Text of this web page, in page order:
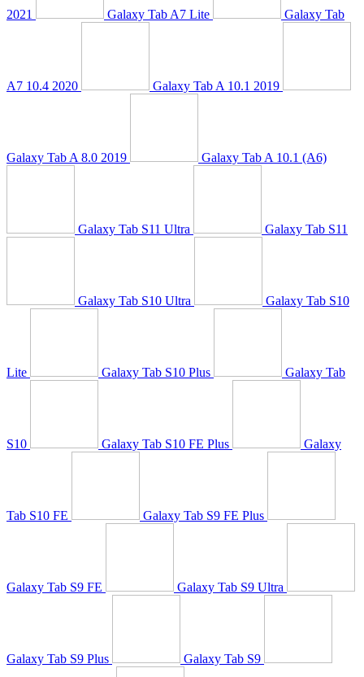
2021 Galaxy Tab A7 Lite Galaxy Tab
A7 10.4 2020 Galaxy Tab A 10.1 2019
Galaxy Tab A 8.0 2019 Galaxy Tab A 10.1 (A6)
Galaxy Tab S11 Ultra Galaxy Tab S11
Galaxy Tab S10 Ultra Galaxy Tab S10
Lite Galaxy Tab S10 Plus Galaxy Tab
S10 Galaxy Tab S10 FE Plus Galaxy
Tab S10 FE Galaxy Tab S9 FE Plus
Galaxy Tab S9 FE Galaxy Tab S9 Ultra
Galaxy Tab S9 Plus Galaxy Tab S9